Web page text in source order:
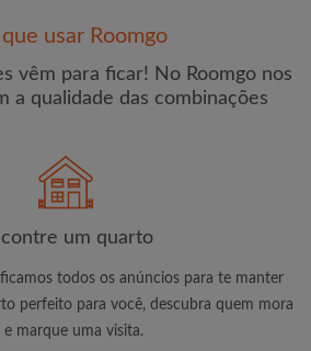
que usar Roomgo
vêm para ficar! No Roomgo nos
a qualidade das combinações
um quarto
todos os anúncios para te manter
perfeito para você, descubra quem mora
e marque uma visita.